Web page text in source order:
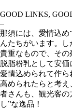
GOOD LINKS,
–
那須には、愛情込
んたちがいます。
貴重なもので、その
脱脂粉乳として安価
愛情込められて作
高められたらと考
者さんも、観光客の
し”な逸品！